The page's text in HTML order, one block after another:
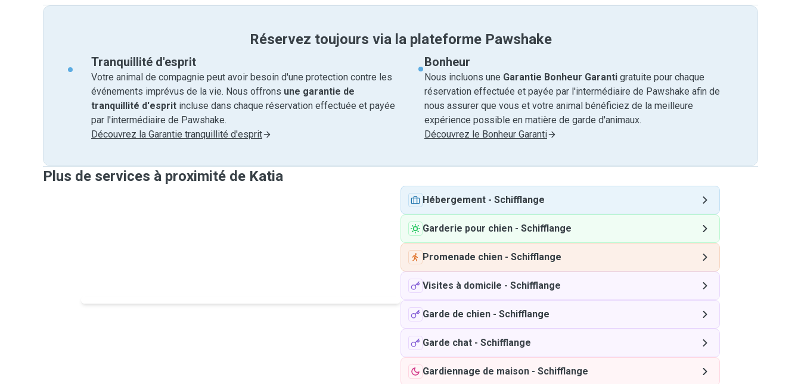
Réservez toujours via la plateforme Pawshake
Tranquillité d'esprit
Votre animal de compagnie peut avoir besoin d'une protection contre les
événements imprévus de la vie. Nous offrons une garantie de
tranquillité d'esprit incluse dans chaque réservation effectuée et payée
par l'intermédiaire de Pawshake.
Découvrez la Garantie tranquillité d'esprit
Bonheur
Nous incluons une Garantie Bonheur Garanti gratuite pour chaque
réservation effectuée et payée par l'intermédiaire de Pawshake afin de
nous assurer que vous et votre animal bénéficiez de la meilleure
expérience possible en matière de garde d'animaux.
Découvrez le Bonheur Garanti
Plus de services à proximité de Katia
Hébergement - Schifflange
Garderie pour chien - Schifflange
Promenade chien - Schifflange
Visites à domicile - Schifflange
Garde de chien - Schifflange
Garde chat - Schifflange
Gardiennage de maison - Schifflange